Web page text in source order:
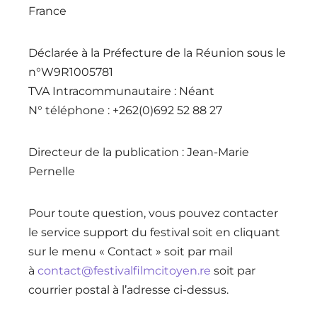
France
Déclarée à la Préfecture de la Réunion sous le
n°W9R1005781
TVA Intracommunautaire : Néant
N° téléphone : +262(0)692 52 88 27
Directeur de la publication : Jean-Marie
Pernelle
Pour toute question, vous pouvez contacter
le service support du festival soit en cliquant
sur le menu « Contact » soit par mail
à contact@festivalfilmcitoyen.re soit par
courrier postal à l’adresse ci-dessus.